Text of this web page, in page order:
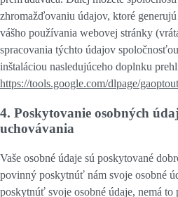
zhromažďovaniu údajov, ktoré
vášho používania webovej stránky
spracovania týchto údajov
inštaláciou nasledujúceho doplnku
https://tools.google.com/dlpage/
4. Poskytovanie osobných
uchovávania
Vaše osobné údaje sú poskytované
povinný poskytnúť nám svoje osobné
poskytnúť svoje osobné údaje, nemá to